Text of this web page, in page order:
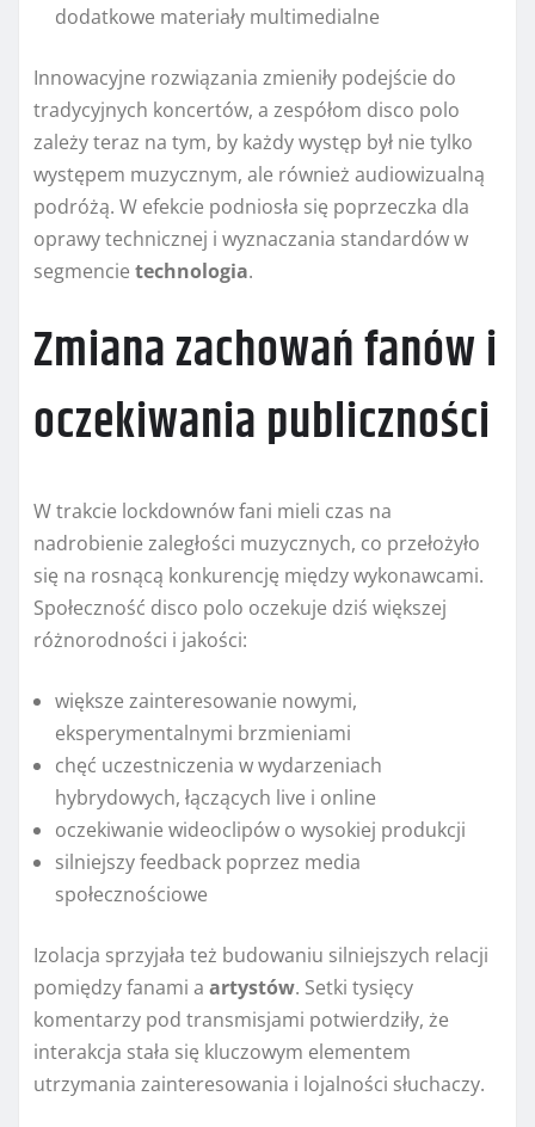
dodatkowe materiały multimedialne
Innowacyjne rozwiązania zmieniły podejście do
tradycyjnych koncertów, a zespółom disco polo
zależy teraz na tym, by każdy występ był nie tylko
występem muzycznym, ale również audiowizualną
podróżą. W efekcie podniosła się poprzeczka dla
oprawy technicznej i wyznaczania standardów w
segmencie technologia.
Zmiana zachowań fanów i
oczekiwania publiczności
W trakcie lockdownów fani mieli czas na
nadrobienie zaległości muzycznych, co przełożyło
się na rosnącą konkurencję między wykonawcami.
Społeczność disco polo oczekuje dziś większej
różnorodności i jakości:
większe zainteresowanie nowymi,
eksperymentalnymi brzmieniami
chęć uczestniczenia w wydarzeniach
hybrydowych, łączących live i online
oczekiwanie wideoclipów o wysokiej produkcji
silniejszy feedback poprzez media
społecznościowe
Izolacja sprzyjała też budowaniu silniejszych relacji
pomiędzy fanami a artystów. Setki tysięcy
komentarzy pod transmisjami potwierdziły, że
interakcja stała się kluczowym elementem
utrzymania zainteresowania i lojalności słuchaczy.